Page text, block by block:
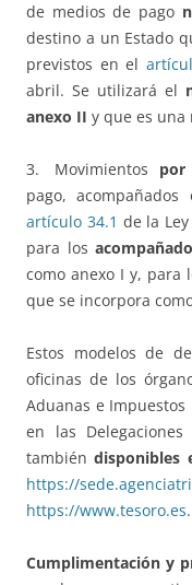
de medios de pago
destino a un Estado
previstos en el
abril. Se utilizará el
anexo II y que es una
3. Movimientos
pago,
artículo 34.1 de la
para los
como anexo I y, para
que se incorpora
Estos modelos de
oficinas de los
Aduanas e
en las
tambiéndisponibles
https://
https://www.tesoro.es.
Cumplimentación y